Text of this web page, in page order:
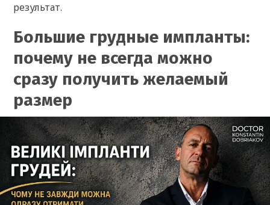
результат.
Большие грудные импланты:
почему не всегда можно
сразу получить желаемый
размер